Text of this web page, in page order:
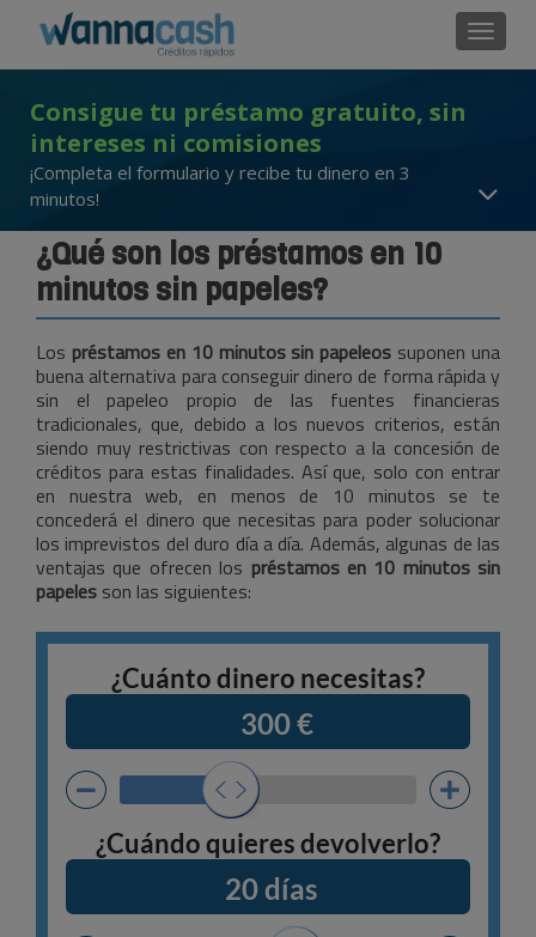
Consigue tu préstamo gratuito, sin
intereses ni comisiones
¡Completa el formulario y recibe tu dinero en 3
minutos!
¿Qué son los préstamos en 10
minutos sin papeles?
Los préstamos en 10 minutos sin papeleos suponen una
buena alternativa para conseguir dinero de forma rápida y
sin el papeleo propio de las fuentes financieras
tradicionales, que, debido a los nuevos criterios, están
siendo muy restrictivas con respecto a la concesión de
créditos para estas finalidades. Así que, solo con entrar
en nuestra web, en menos de 10 minutos se te
concederá el dinero que necesitas para poder solucionar
los imprevistos del duro día a día. Además, algunas de las
ventajas que ofrecen los préstamos en 10 minutos sin
papeles son las siguientes: